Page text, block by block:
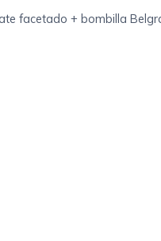
facetado + bombilla